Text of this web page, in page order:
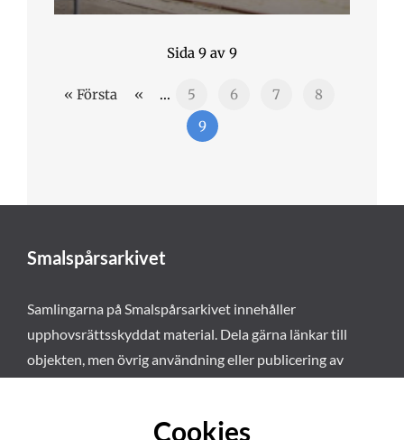
Sida 9 av 9
« Första « ... 5 6 7
8
9
Smalspårsarkivet
Samlingarna på Smalspårsarkivet innehåller
upphovsrättsskyddat material. Dela gärna länkar till
objekten, men övrig användning eller publicering av
Cookies